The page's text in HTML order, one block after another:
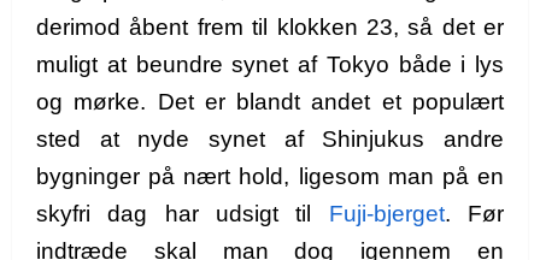
derimod åbent frem til klokken 23, så det er
muligt at beundre synet af Tokyo både i lys
og mørke. Det er blandt andet et populært
sted at nyde synet af Shinjukus andre
bygninger på nært hold, ligesom man på en
skyfri dag har udsigt til Fuji-bjerget. Før
indtræde skal man dog igennem en